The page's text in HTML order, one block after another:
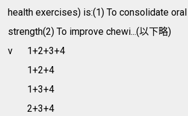
health exercises) is:(1) To consolidate
strength(2) To improve chewi...(以下略)
v
1+2+3+4
1+2+4
1+3+4
2+3+4